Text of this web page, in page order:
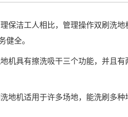
保洁工人相比，管理操作双刷洗
健全。
机具有擦洗吸干三个功能，并且
地机适用于许多场地，能洗刷多